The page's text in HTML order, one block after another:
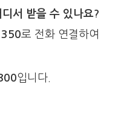
서 받을 수 있나요?
로 전화 연결하여
입니다.